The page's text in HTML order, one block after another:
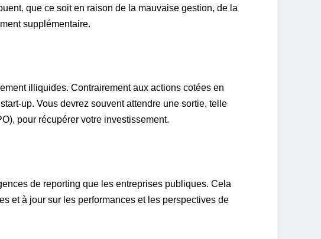
que ce soit en raison de la mauvaise gestion, de la
supplémentaire.
illiquides. Contrairement aux actions cotées en
up. Vous devrez souvent attendre une sortie, telle
pour récupérer votre investissement.
de reporting que les entreprises publiques. Cela
et à jour sur les performances et les perspectives de